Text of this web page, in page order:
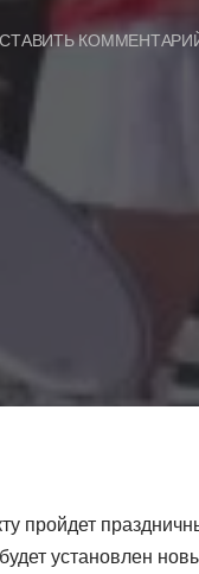
пройдет
установлен